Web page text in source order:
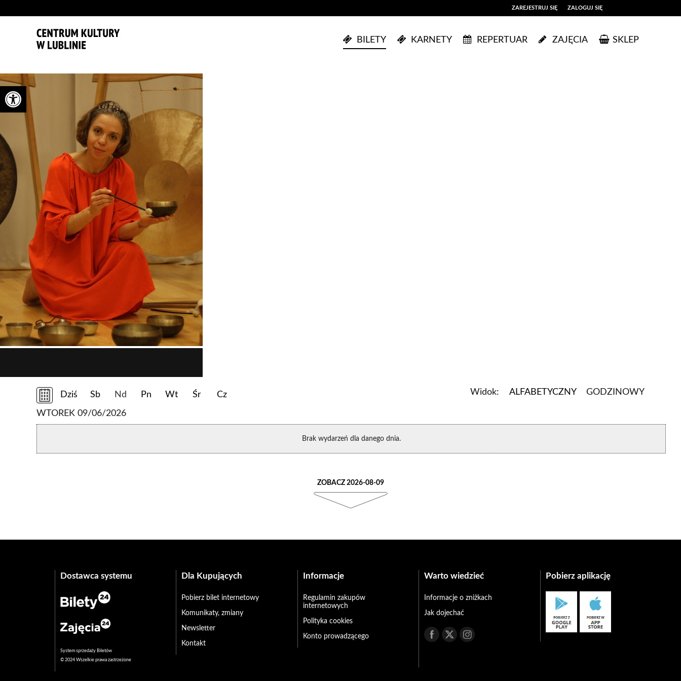
Otwórz pasek narzędzi
'
ZAREJESTRUJ SIĘ ZALOGUJ SIĘ
0,00
BILETY KARNETY REPERTUAR ZAJĘCIA SKLEP
Dziś Sb Nd Pn Wt Śr Cz Widok: ALFABETYCZNY GODZINOWY
WTOREK 09/06/2026
Brak wydarzeń dla danego dnia.
ZOBACZ 2026-08-09
Dostawca systemu
System sprzedaży Biletów
© 2024 Wszelkie prawa zastrzeżone
Dla Kupujących
Pobierz bilet internetowy
Komunikaty, zmiany
Newsletter
Kontakt
Informacje
Regulamin zakupów
internetowych
Polityka cookies
Konto prowadzącego
Warto wiedzieć
Informacje o zniżkach
Jak dojechać
Pobierz aplikację